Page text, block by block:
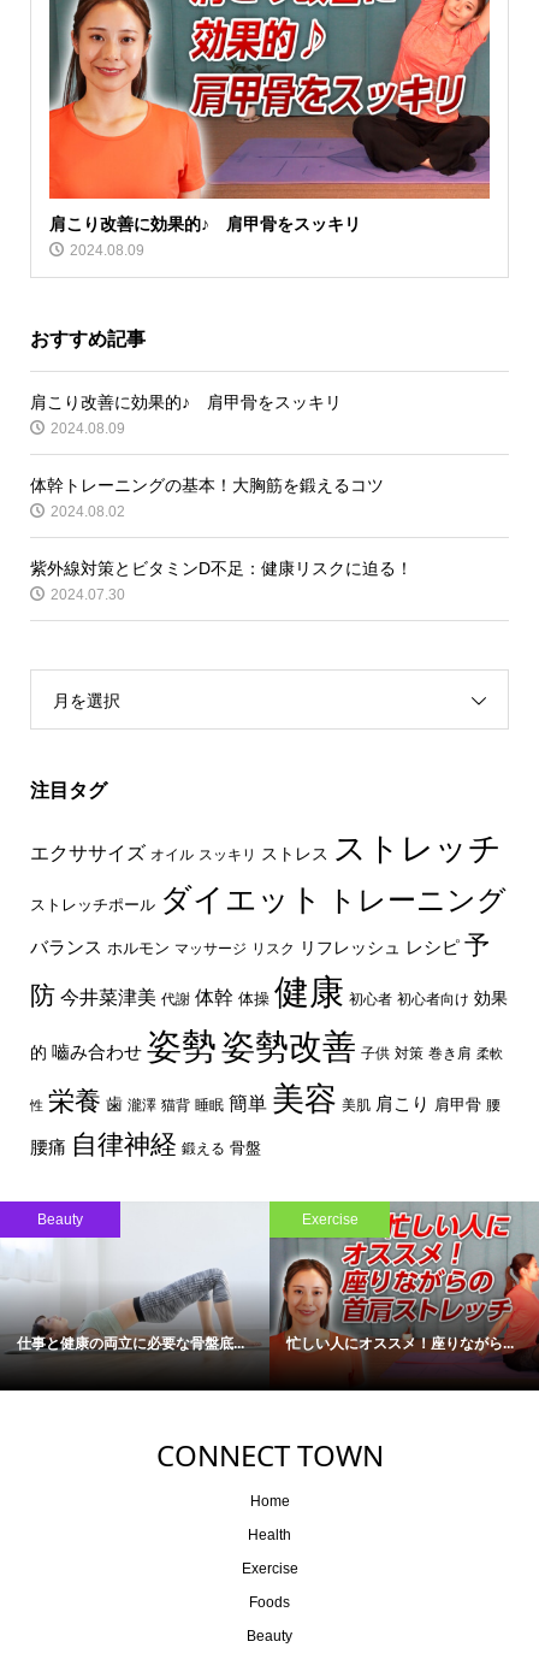
肩こり改善に効果的♪ 肩甲骨をスッキリ
2024.08.09
おすすめ記事
肩こり改善に効果的♪ 肩甲骨をスッキリ
2024.08.09
体幹トレーニングの基本！大胸筋を鍛えるコツ
2024.08.02
紫外線対策とビタミンD不足：健康リスクに迫る！
2024.07.30
月を選択
注目タグ
エクササイズ オイル スッキリ ストレス ストレッチ
ストレッチポール ダイエット トレーニング
バランス ホルモン マッサージ リスク リフレッシュ レシピ 予
防 今井菜津美 代謝 体幹 体操 健康 初心者 初心者向け 効果
的 嚙み合わせ 姿勢姿勢改善 子供 対策 巻き肩 柔軟
性 栄養 歯 瀧澤 猫背 睡眠 簡単 美容 美肌 肩こり 肩甲骨 腰
腰痛 自律神経 鍛える 骨盤
Beauty
仕事と健康の両立に必要な骨盤底...
Exercise
忙しい人にオススメ！座りながら...
CONNECT TOWN
Home
Health
Exercise
Foods
Beauty